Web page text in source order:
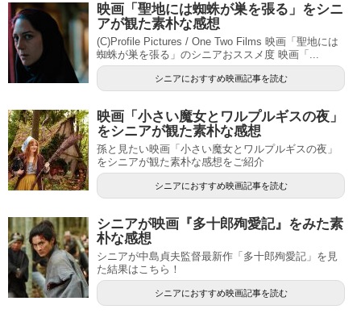
映画「聖地には蜘蛛が巣を張る」をシニ
アが観た素朴な感想
(C)Profile Pictures / One Two Films 映画「聖地には
蜘蛛が巣を張る」のシニアおススメ度 映画「...
シニアにおすすめ映画記事を読む
映画「小さい魔女とワルプルギスの夜」
をシニアが観た素朴な感想
孫と見たい映画「小さい魔女とワルプルギスの夜」
をシニアが観た素朴な感想をご紹介
シニアにおすすめ映画記事を読む
シニアが映画『多十郎殉愛記』をみた素
朴な感想
シニアが中島貞夫監督最新作「多十郎殉愛記」を見
た結果はこちら！
シニアにおすすめ映画記事を読む